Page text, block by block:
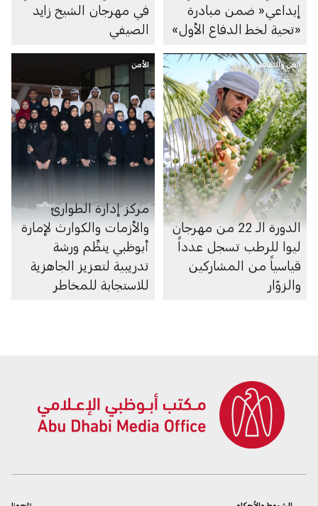
إبداعي« ضمن مبادرة
«تحية لخط الدفاع الأول»
في مهرجان الشيخ زايد
الصيفي
الفن والثقافة
الدورة الـ 22 من مهرجان
ليوا للرطب تسجل عدداً
قياسياً من المشاركين
والزوّار
الأمن
مركز إدارة الطوارئ
والأزمات والكوارث لإمارة
أبوظبي ينظِّم ورشة
تدريبية لتعزيز الجاهزية
للاستجابة للمخاطر